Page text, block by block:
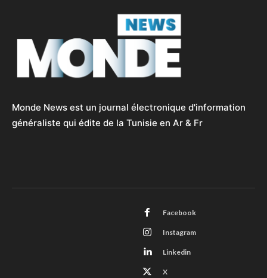
Monde News est un journal électronique d'information
généraliste qui édite de la Tunisie en Ar & Fr
Facebook
Instagram
Linkedin
X